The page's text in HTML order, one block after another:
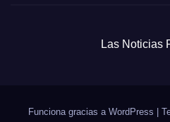
Las Noticias
Funciona gracias a WordPress